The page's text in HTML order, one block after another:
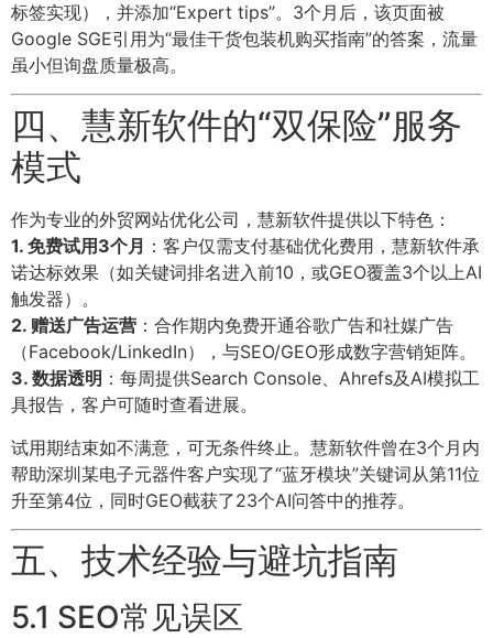
标签实现），并添加“Expert tips”。3个月后，该页面被
Google SGE引用为“最佳干货包装机购买指南”的答案，流量
虽小但询盘质量极高。
四、慧新软件的“双保险”服务
模式
作为专业的外贸网站优化公司，慧新软件提供以下特色：
1. 免费试用3个月 ：客户仅需支付基础优化费用，慧新软件承
诺达标效果（如关键词排名进入前10，或GEO覆盖3个以上AI
触发器）。
2. 赠送广告运营 ：合作期内免费开通谷歌广告和社媒广告
（Facebook/LinkedIn），与SEO/GEO形成数字营销矩阵。
3. 数据透明 ：每周提供Search Console、Ahrefs及AI模拟工
具报告，客户可随时查看进展。
试用期结束如不满意，可无条件终止。慧新软件曾在3个月内
帮助深圳某电子元器件客户实现了“蓝牙模块”关键词从第11位
升至第4位，同时GEO截获了23个AI问答中的推荐。
五、技术经验与避坑指南
5.1 SEO常见误区